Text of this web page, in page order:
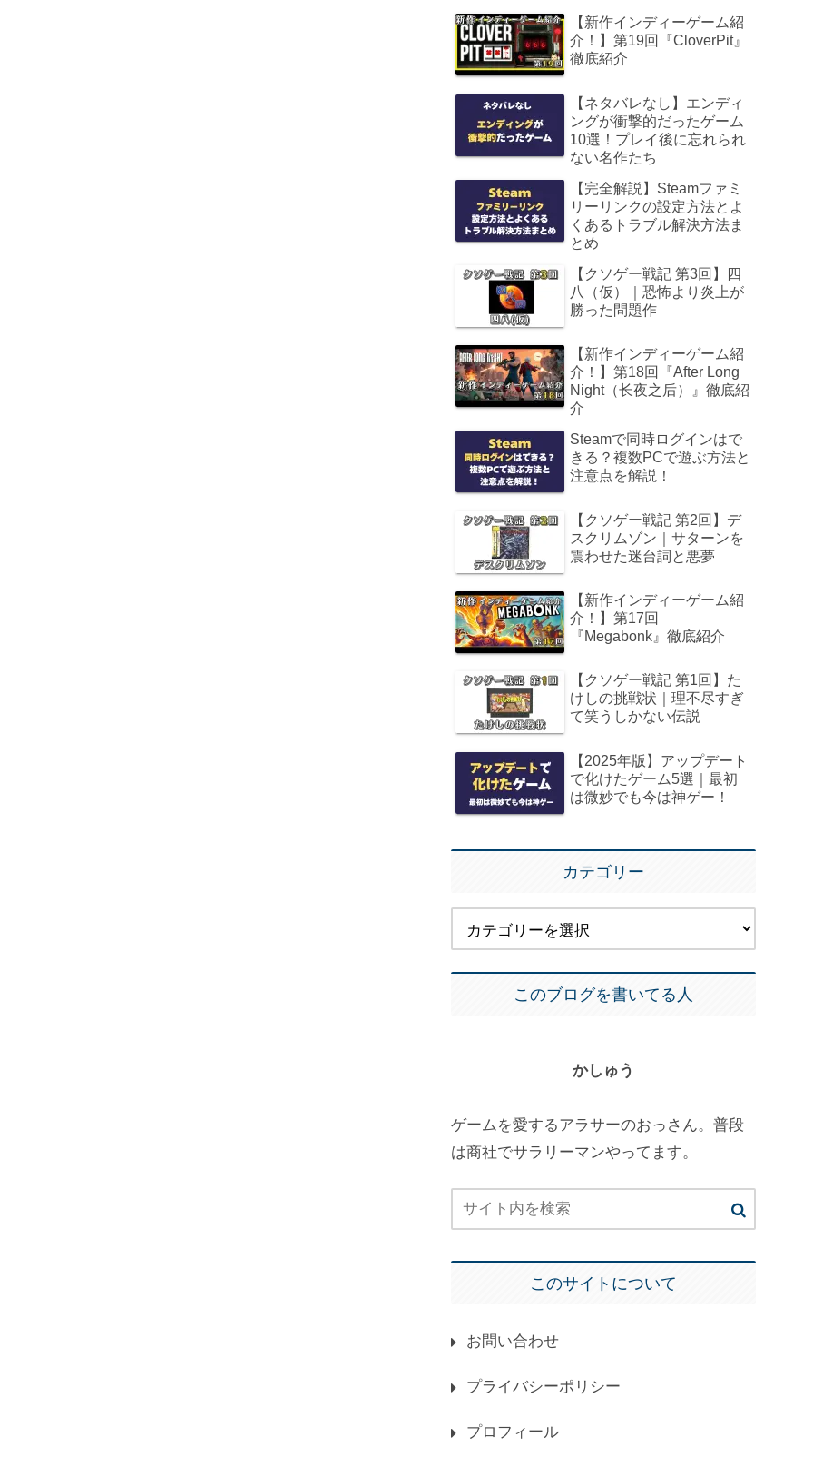
【新作インディーゲーム紹
介！】第19回『CloverPit』
徹底紹介
【ネタバレなし】エンディ
ングが衝撃的だったゲーム
10選！プレイ後に忘れられ
ない名作たち
【完全解説】Steamファミ
リーリンクの設定方法とよ
くあるトラブル解決方法ま
とめ
【クソゲー戦記 第3回】四
八（仮）｜恐怖より炎上が
勝った問題作
【新作インディーゲーム紹
介！】第18回『After Long
Night（长夜之后）』徹底紹
介
Steamで同時ログインはで
きる？複数PCで遊ぶ方法と
注意点を解説！
【クソゲー戦記 第2回】デ
スクリムゾン｜サターンを
震わせた迷台詞と悪夢
【新作インディーゲーム紹
介！】第17回
『Megabonk』徹底紹介
【クソゲー戦記 第1回】た
けしの挑戦状｜理不尽すぎ
て笑うしかない伝説
【2025年版】アップデート
で化けたゲーム5選｜最初
は微妙でも今は神ゲー！
カテゴリー
このブログを書いてる人
かしゅう
ゲームを愛するアラサーのおっさん。普段
は商社でサラリーマンやってます。
このサイトについて
お問い合わせ
プライバシーポリシー
プロフィール